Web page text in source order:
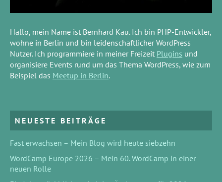
Hallo, mein Name ist Bernhard Kau. Ich bin PHP-Entwickler,
wohne in Berlin und bin leidenschaftlicher WordPress
Nutzer. Ich programmiere in meiner Freizeit Plugins und
organisiere Events rund um das Thema WordPress, wie zum
Beispiel das Meetup in Berlin.
NEUESTE BEITRÄGE
Fast erwachsen – Mein Blog wird heute siebzehn
WordCamp Europe 2026 – Mein 60. WordCamp in einer
neuen Rolle